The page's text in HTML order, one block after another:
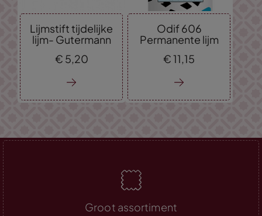
Lijmstift tijdelijke
lijm- Gutermann
€ 5,20
Odif 606
Permanente lijm
€11,15
Groot assortiment